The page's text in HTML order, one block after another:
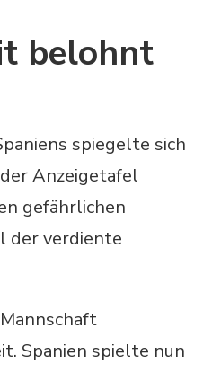
belohnt
spiegelte sich
Anzeigetafel
gefährlichen
der verdiente
Spanien spielte nun